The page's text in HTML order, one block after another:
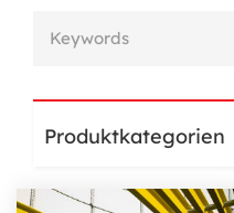
Produktkategorien